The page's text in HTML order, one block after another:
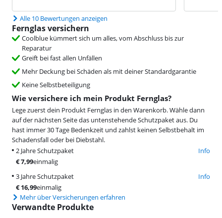
Alle 10 Bewertungen anzeigen
Fernglas versichern
Coolblue kümmert sich um alles, vom Abschluss bis zur
Reparatur
Greift bei fast allen Unfällen
Mehr Deckung bei Schäden als mit deiner Standardgarantie
Keine Selbstbeteiligung
Wie versichere ich mein Produkt Fernglas?
Lege zuerst dein Produkt Fernglas in den Warenkorb. Wähle dann
auf der nächsten Seite das untenstehende Schutzpaket aus. Du
hast immer 30 Tage Bedenkzeit und zahlst keinen Selbstbehalt im
Schadensfall oder bei Diebstahl.
2 Jahre Schutzpaket
Info
€7,99einmalig
3 Jahre Schutzpaket
Info
€16,99einmalig
Mehr über Versicherungen erfahren
Verwandte Produkte